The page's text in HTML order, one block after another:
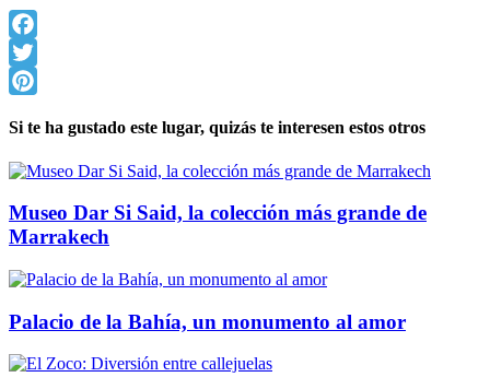
Facebook
Twitter
Si te ha gustado este lugar, quizás te interesen estos otros
Museo Dar Si Said, la colección más grande de
Marrakech
Palacio de la Bahía, un monumento al amor